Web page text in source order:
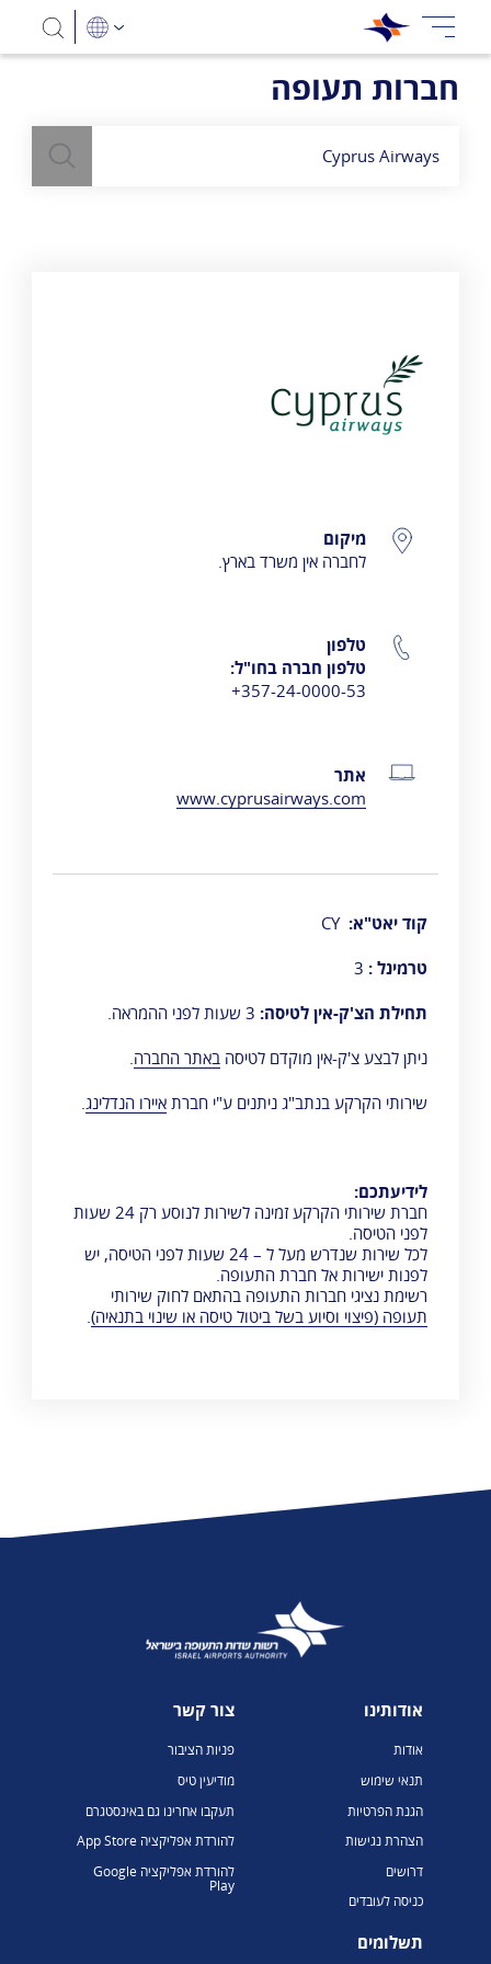
חברות תעופה
פרטי התקשרות
מיקום
לחברה אין משרד בארץ.
טלפון
טלפון חברה בחו"ל:
357-24-0000-53+
אתר
www.cyprusairways.com
​קוד יאט"א: CY
טרמינל : 3
תחילת הצ'ק-אין לטיסה:
ניתן לבצע צ'ק-אין מוקדם לטיסה באתר החברה
שירותי הקרקע בנתב"ג ניתנים ע"י חברתאיירו הנדלינג
לידיעתכם:
חברת שירותי הקרקע זמינה לשירות לנוסע רק 24 שעות
לפני הטיסה.
לכל שירות שנדרש מעל ל – 24 שעות לפני הטיסה, יש
לפנות ישירות אל חברת התעופה.
רשימת נציגי חברות התעופה בהתאם לחוק שירותי
תעופה (פיצוי וסיוע בשל ביטול טיסה או שינוי בתנאיה).
אודותינו
אודות
תנאי שימוש
הגנת הפרטיות
הצהרת נגישות
דרושים
כניסה לעובדים
תשלומים
צור קשר
פניות הציבור
מודיעין טיס
תעקבו אחרינו גם באינסטגרם
להורדת אפליקציה App Store
להורדת אפליקציה Google
Play